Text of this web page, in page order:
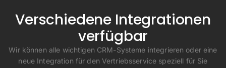
Verschiedene Integrationen
verfügbar
Wir können alle wichtigen CRM-Systeme integrieren oder eine
neue Integration für den Vertriebsservice speziell für Sie